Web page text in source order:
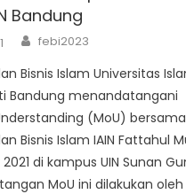
Bandung
Author
febi2023
Bisnis Islam Universitas
Bandung menandatangani
(MoU)
Bisnis Islam IAIN Fattahul
di kampus UIN Sunan
MoU ini dilakukan oleh